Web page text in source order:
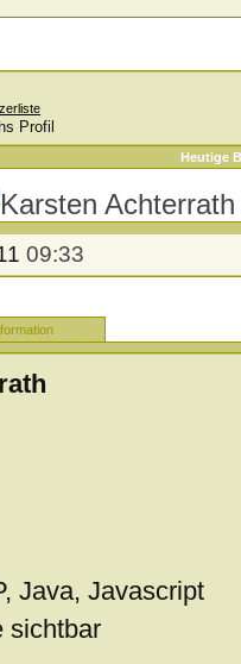
Profil
Heutige
09:33
Java, Javascript
sichtbar